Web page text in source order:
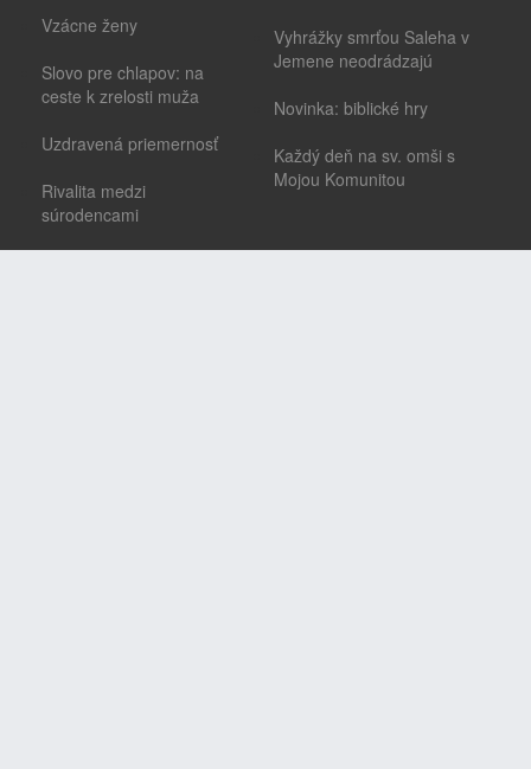
Vzácne ženy
Slovo pre chlapov: na
ceste k zrelosti muža
Uzdravená priemernosť
Rivalita medzi
súrodencami
Vyhrážky smrťou Saleha v
Jemene neodrádzajú
Novinka: biblické hry
Každý deň na sv. omši s
Mojou Komunitou